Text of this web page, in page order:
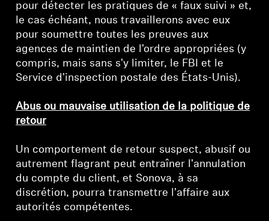
pour détecter les pratiques de « faux suivi » et,
le cas échéant, nous travaillerons avec eux
pour soumettre toutes les preuves aux
agences de maintien de l'ordre appropriées (y
compris, mais sans s'y limiter, le FBI et le
Service d'inspection postale des États-Unis).
Abus ou mauvaise utilisation de la politique de
retour
Un comportement de retour suspect, abusif ou
autrement flagrant peut entraîner l'annulation
du compte du client, et Sonova, à sa
discrétion, pourra transmettre l'affaire aux
autorités compétentes.